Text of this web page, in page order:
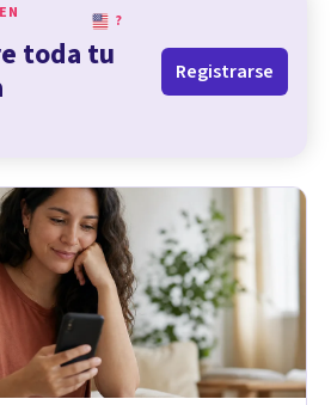
?
toda tu
Registrarse